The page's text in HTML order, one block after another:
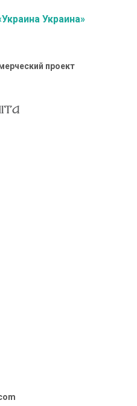
Украина»
проект